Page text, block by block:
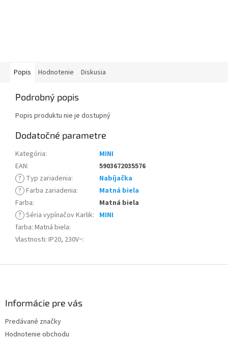
Popis Hodnotenie Diskusia
Podrobný popis
Popis produktu nie je dostupný
Dodatočné parametre
Kategória:
MINI
EAN:
5903672035576
? Typ zariadenia:
Nabíjačka
? Farba zariadenia:
Matná biela
Farba:
Matná biela
? Séria vypínačov Karlik: MINI
farba: Matná biela:
Vlastnosti: IP20, 230V~:
Informácie pre vás
Predávané značky
Hodnotenie obchodu